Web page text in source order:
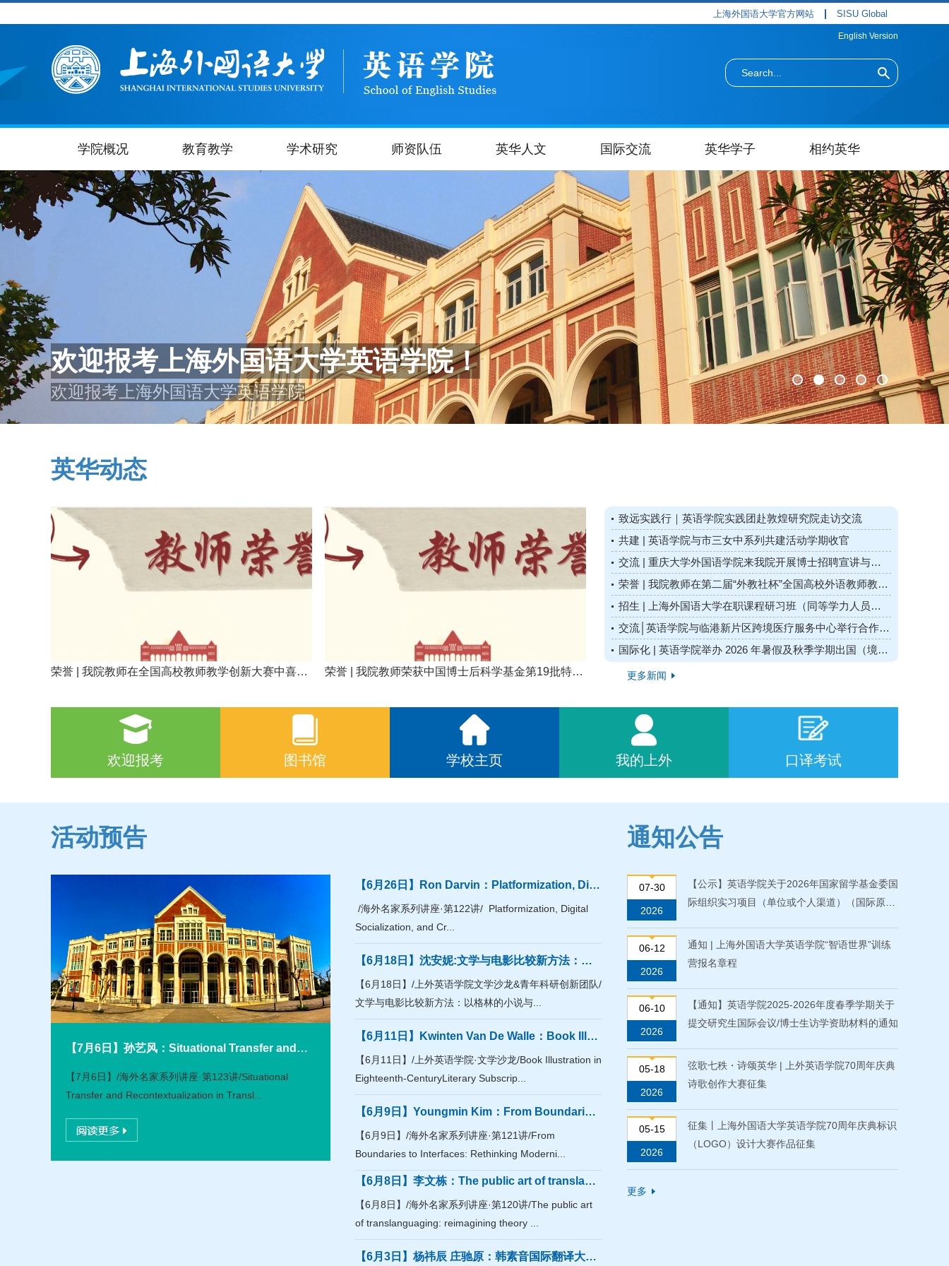
上海外国语大学官方网站 SISU Global
English Version
学院概况 教育教学 学术研究 师资队伍 英华人文 国际交流 英华学子 相约英华
欢迎报考上海外国语大学英语学院！
欢迎报考上海外国语大学英语学院
英华动态
荣誉 | 我院教师在全国高校教师教学创新大赛中喜获
荣誉 | 我院教师荣获中国博士后科学基金第19批特别
致远实践行｜英语学院实践团赴敦煌研究院走访交流
共建 | 英语学院与市三女中系列共建活动学期收官
交流 | 重庆大学外国语学院来我院开展博士招聘宣讲与人
才培养交流
荣誉 | 我院教师在第二届“外教社杯”全国高校外语教师教研
论文大赛荣获佳绩
招生 | 上海外国语大学在职课程研习班（同等学力人员申
请硕士学位） 英语语言文学专业2026年秋季招生简章
交流│英语学院与临港新片区跨境医疗服务中心举行合作对
接座谈会
国际化 | 英语学院举办 2026 年暑假及秋季学期出国（境）
交流行前培训
更多新闻
欢迎报考 图书馆 学校主页 我的上外 口译考试
活动预告
【7月6日】孙艺风：Situational Transfer and
Recontextualization in Translation
【7月6日】/海外名家系列讲座·第123讲/Situational
Transfer and Recontextualization in Transl...
【6月26日】Ron Darvin：Platformization, Digital Socialization, and Critical Digital Literacies Research
/海外名家系列讲座·第122讲/ Platformization, Digital
Socialization, and Cr...
【6月18日】沈安妮:文学与电影比较新方法：以格林的小说与银幕联动为例
【6月18日】/上外英语学院文学沙龙&青年科研创新团队/
文学与电影比较新方法：以格林的小说与...
【6月11日】Kwinten Van De Walle：Book Illustration in Eighteenth-CenturyLiterary Subscription Editions
【6月11日】/上外英语学院·文学沙龙/Book Illustration in
Eighteenth-CenturyLiterary Subscrip...
【6月9日】Youngmin Kim：From Boundaries to Interfaces: Rethinking Modernism in the Age of Artificial Intelligence
【6月9日】/海外名家系列讲座·第121讲/From
Boundaries to Interfaces: Rethinking Moderni...
【6月8日】李文栋：The public art of translanguaging: reimagining theory from grassroots perspectives on social media
【6月8日】/海外名家系列讲座·第120讲/The public art
of translanguaging: reimagining theory ...
【6月3日】杨祎辰 庄驰原：韩素音国际翻译大赛译文优化工作坊
通知公告
07-30
2026
【公示】英语学院关于2026年国家留学基金委国
际组织实习项目（单位或个人渠道）（国际原子
06-12
2026
通知 | 上海外国语大学英语学院“智语世界”训练
营报名章程
06-10
2026
【通知】英语学院2025-2026年度春季学期关于
提交研究生国际会议/博士生访学资助材料的通知
05-18
2026
弦歌七秩・诗颂英华 | 上外英语学院70周年庆典
诗歌创作大赛征集
05-15
2026
征集丨上海外国语大学英语学院70周年庆典标识
（LOGO）设计大赛作品征集
更多